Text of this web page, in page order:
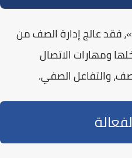
، فقد عالج إدارة الصف من
ومهارات الاتصال
والتفاعل الصفي.